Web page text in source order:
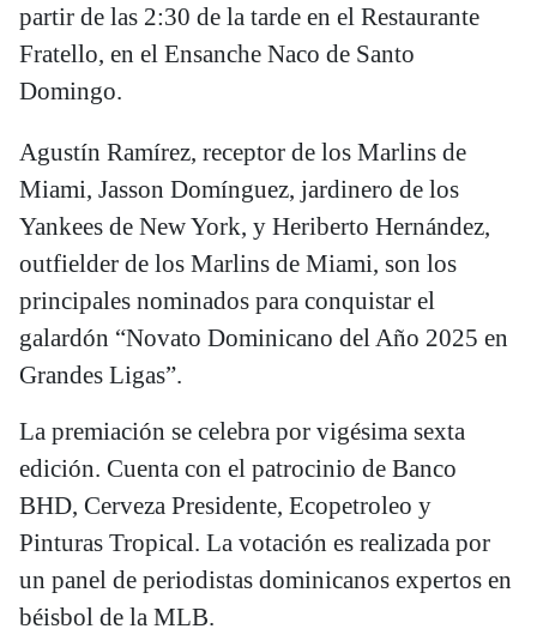
partir de las 2:30 de la tarde en el Restaurante
Fratello, en el Ensanche Naco de Santo
Domingo.
Agustín Ramírez, receptor de los Marlins de
Miami, Jasson Domínguez, jardinero de los
Yankees de New York, y Heriberto Hernández,
outfielder de los Marlins de Miami, son los
principales nominados para conquistar el
galardón “Novato Dominicano del Año 2025 en
Grandes Ligas”.
La premiación se celebra por vigésima sexta
edición. Cuenta con el patrocinio de Banco
BHD, Cerveza Presidente, Ecopetroleo y
Pinturas Tropical. La votación es realizada por
un panel de periodistas dominicanos expertos en
béisbol de la MLB.